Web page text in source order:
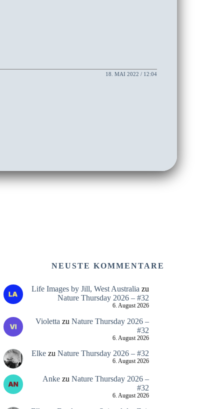
18. MAI 2022 / 12:04
NEUSTE KOMMENTARE
Life Images by Jill, West Australia zu
Nature Thursday 2026 – #32
6. August 2026
Violetta zu Nature Thursday 2026 –
#32
6. August 2026
Elkezu Nature Thursday 2026 – #32
6. August 2026
Ankezu Nature Thursday 2026 –
#32
6. August 2026